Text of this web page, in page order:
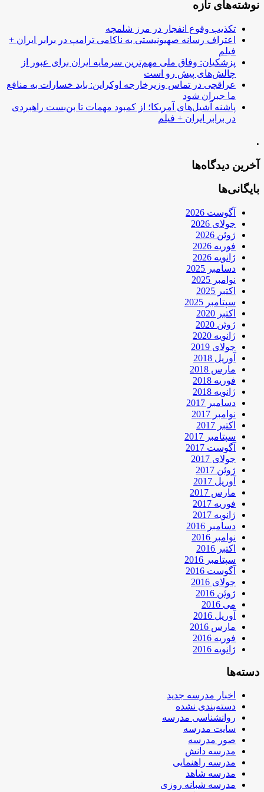
نوشته‌های تازه
تکذیب وقوع انفجار در مرز شلمچه
اعتراف رسانه صهیونیستی به ناکامی ترامپ در برابر ایران +
فیلم
پزشکیان: وفاق ملی مهم‌ترین سرمایه ایران برای عبور از
چالش‌های پیش رو است
عراقچی در تماس وزیرخارجه اوکراین: باید خسارات به منافع
ما جبران شود
پاشنه آشیل‌های آمریکا؛ از کمبود مهمات تا بن‌بست راهبردی
در برابر ایران + فیلم
.
آخرین دیدگاه‌ها
بایگانی‌ها
آگوست 2026
جولای 2026
ژوئن 2026
فوریه 2026
ژانویه 2026
دسامبر 2025
نوامبر 2025
اکتبر 2025
سپتامبر 2025
اکتبر 2020
ژوئن 2020
ژانویه 2020
جولای 2019
آوریل 2018
مارس 2018
فوریه 2018
ژانویه 2018
دسامبر 2017
نوامبر 2017
اکتبر 2017
سپتامبر 2017
آگوست 2017
جولای 2017
ژوئن 2017
آوریل 2017
مارس 2017
فوریه 2017
ژانویه 2017
دسامبر 2016
نوامبر 2016
اکتبر 2016
سپتامبر 2016
آگوست 2016
جولای 2016
ژوئن 2016
می 2016
آوریل 2016
مارس 2016
فوریه 2016
ژانویه 2016
دسته‌ها
اخبار مدرسه جدید
دسته‌بندی نشده
روانشناسی مدرسه
سایت مدرسه
صور مدرسه
مدرسه دانش
مدرسه راهنمایی
مدرسه شاهد
مدرسه شبانه روزی